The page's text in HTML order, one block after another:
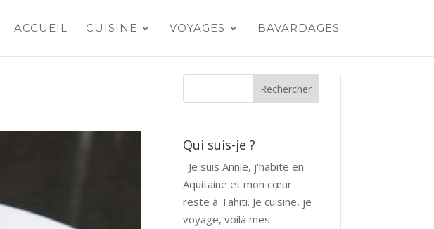
ACCUEIL CUISINE VOYAGES BAVARDAGES
Qui suis-je ?
Je suis Annie, j'habite en
Aquitaine et mon cœur
reste à Tahiti. Je cuisine, je
voyage, voilà mes